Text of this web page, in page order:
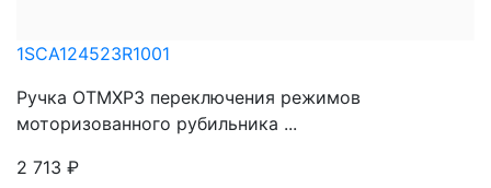
1SCA124523R1001
Ручка OTMXP3 переключения режимов
моторизованного рубильника ...
2 713 ₽